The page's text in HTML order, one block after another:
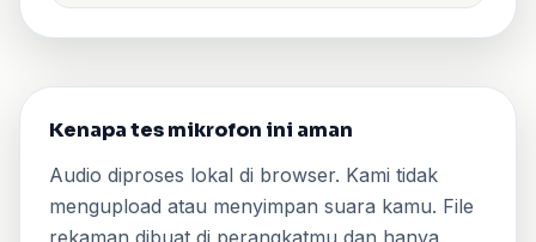
Kenapa tes mikrofon ini aman
Audio diproses lokal di browser. Kami tidak
mengupload atau menyimpan suara kamu. File
rekaman dibuat di perangkatmu dan hanya